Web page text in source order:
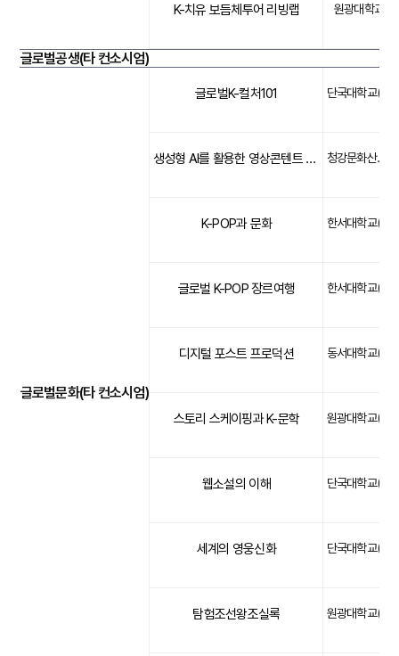
K-치유 보듬체투어 리빙랩 원광대학교
글로벌공생(타 컨소시엄)
글로벌문화(타 컨소시엄)
글로벌K-컬처101
생성형 AI를 활용한 영상콘텐트 기획 청강문화산업대학교(문화)
K-POP과 문화
글로벌 K-POP 장르여행
디지털 포스트 프로덕션
스토리 스케이핑과 K-문학
웹소설의 이해
세계의 영웅신화
탐험조선왕조실록